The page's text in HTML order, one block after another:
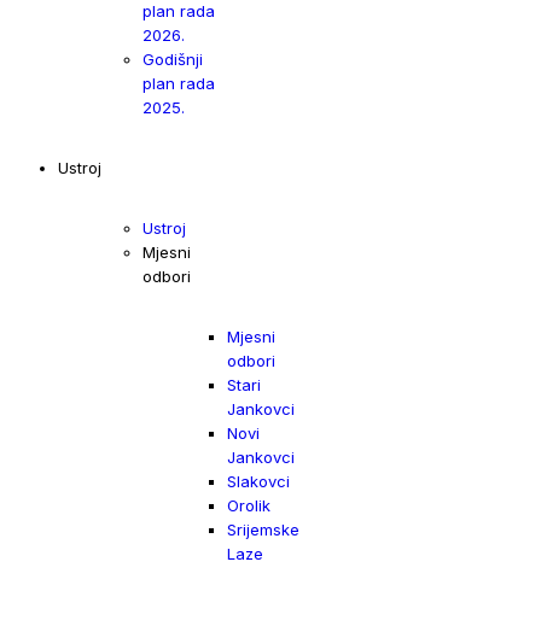
plan rada
2026.
Godišnji
plan rada
2025.
Ustroj
Ustroj
Mjesni
odbori
Mjesni
odbori
Stari
Jankovci
Novi
Jankovci
Slakovci
Orolik
Srijemske
Laze